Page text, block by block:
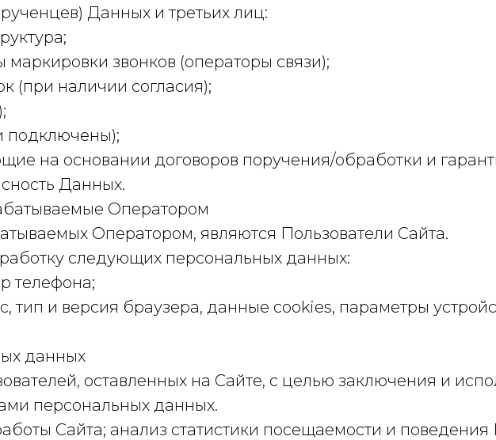
Данных и третьих лиц:
звонков (операторы связи);
(при наличии согласия);
подключены);
на основании договоров поручения/обработки и
Данных.
Оператором
Оператором, являются Пользователи Сайта.
следующих персональных данных:
телефона;
тип и версия браузера, данные cookies, параметры
данных
оставленных на Сайте, с целью заключения и
персональных данных.
Сайта; анализ статистики посещаемости и поведения